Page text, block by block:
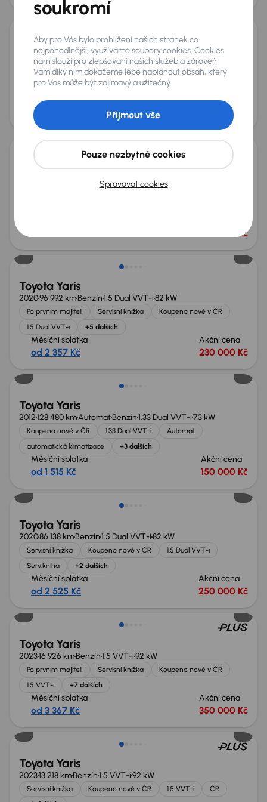
Toyota Yaris
201558 486 km AutomatBenzín1.33 Dual VVT-i73 kW
Po prvním majiteli Servisní knížka
Koupeno nové v ČR
1.33 Dual VVT-i
+5 dalších
Měsíční splátka
od 2 188 Kč
Akční cena
210 000 Kč
Toyota Yaris
1.5 Dual VVT-i 82 kW
Servisní knížka
215 000 Kč
Toyota Yaris
202096 992 kmBenzín1.5 Dual VVT-i82 kW
Po prvním majiteli Servisní knížka
Koupeno nové v ČR
1.5 Dual VVT-i
+5 dalších
Měsíční splátka
od 2 357 Kč
Akční cena
230 000 Kč
Toyota Yaris
2012128 480 kmAutomatBenzín1.33 Dual VVT-i73 kW
Koupeno nové v ČR 1.33 Dual VVT-i
Automat
automatická klimatizace
+3 dalších
Měsíční splátka
od 1 515 Kč
Akční cena
150 000 Kč
Toyota Yaris
202086 138 kmBenzín1.5 Dual VVT-i82 kW
Servisní knížka Koupeno nové v ČR
1.5 Dual VVT-i
Serv.kniha
+2 dalších
Měsíční splátka
od 2 525 Kč
Akční cena
250 000 Kč
Toyota Yaris
202316 926 kmBenzín1.5 VVT-i92 kW
Po prvním majiteli Servisní knížka
Koupeno nové v ČR
1.5 VVT-i
+7 dalších
Měsíční splátka
od 3 367 Kč
Akční cena
350 000 Kč
Toyota Yaris
202313 218 kmBenzín1.5 VVT-i92 kW
Servisní knížka Koupeno nové v ČR 1.5 VVT-i
ČR
soukromí
Aby pro Vás bylo prohlížení našich stránek co
nejpohodlnější, využíváme soubory cookies. Cookies
nám slouží pro zlepšování našich služeb a zároveň
Vám díky nim dokážeme lépe nabídnout obsah, který
pro Vás může být zajímavý a užitečný.
Spravovat cookies
Pouze nezbytné cookies
Přijmout vše